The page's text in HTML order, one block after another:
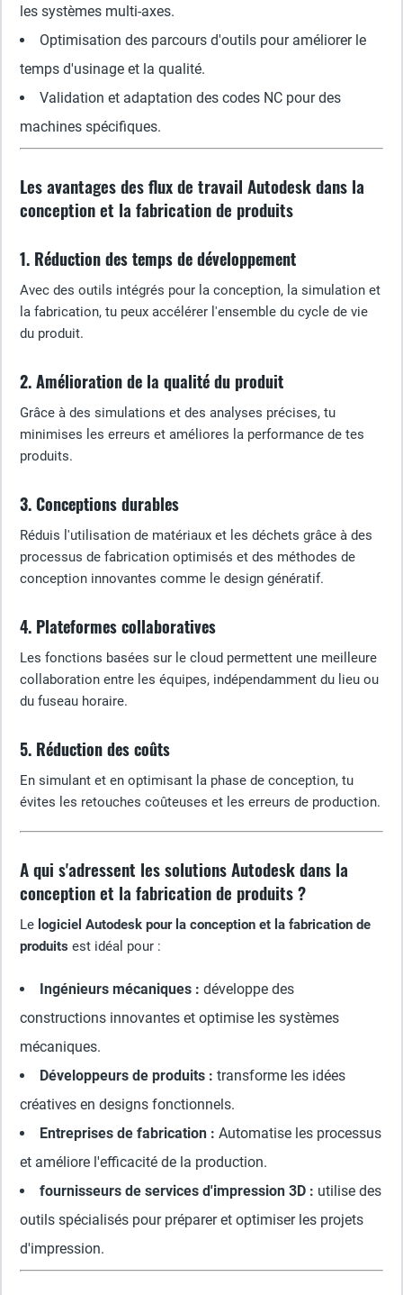
les systèmes multi-axes.
Optimisation des parcours d'outils pour améliorer le
temps d'usinage et la qualité.
Validation et adaptation des codes NC pour des
machines spécifiques.
Les avantages des flux de travail Autodesk dans la
conception et la fabrication de produits
1. Réduction des temps de développement
Avec des outils intégrés pour la conception, la simulation et
la fabrication, tu peux accélérer l'ensemble du cycle de vie
du produit.
2. Amélioration de la qualité du produit
Grâce à des simulations et des analyses précises, tu
minimises les erreurs et améliores la performance de tes
produits.
3. Conceptions durables
Réduis l'utilisation de matériaux et les déchets grâce à des
processus de fabrication optimisés et des méthodes de
conception innovantes comme le design génératif.
4. Plateformes collaboratives
Les fonctions basées sur le cloud permettent une meilleure
collaboration entre les équipes, indépendamment du lieu ou
du fuseau horaire.
5. Réduction des coûts
En simulant et en optimisant la phase de conception, tu
évites les retouches coûteuses et les erreurs de production.
A qui s'adressent les solutions Autodesk dans la
conception et la fabrication de produits ?
Le logiciel Autodesk pour la conception et la fabrication de
produits est idéal pour :
Ingénieurs mécaniques : développe des
constructions innovantes et optimise les systèmes
mécaniques.
Développeurs de produits : transforme les idées
créatives en designs fonctionnels.
Entreprises de fabrication : Automatise les processus
et améliore l'efficacité de la production.
fournisseurs de services d'impression 3D : utilise des
outils spécialisés pour préparer et optimiser les projets
d'impression.